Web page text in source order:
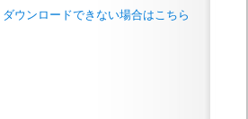
ダウンロードできない場合はこちら